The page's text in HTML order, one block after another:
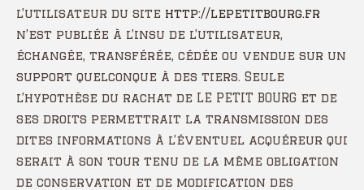
l’utilisateur du site http://lepetitbourg.fr
n’est publiée à l’insu de l’utilisateur,
échangée, transférée, cédée ou vendue sur un
support quelconque à des tiers. Seule
l’hypothèse du rachat de LE PETIT BOURG et de
ses droits permettrait la transmission des
dites informations à l’éventuel acquéreur qui
serait à son tour tenu de la même obligation
de conservation et de modification des